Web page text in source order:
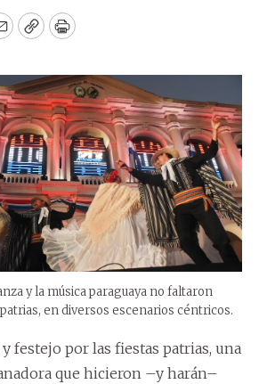
CopyPrint
y la música paraguaya no faltaron
en diversos escenarios céntricos.
festejo por las fiestas patrias, una
que hicieron –y harán–